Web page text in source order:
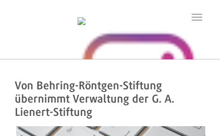
Toggle
Von Behring-Röntgen-Stiftung
übernimmt Verwaltung der G. A.
Lienert-Stiftung